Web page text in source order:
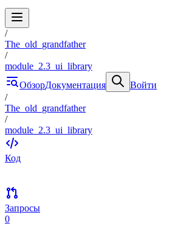
/
The_old_grandfather
/
module_2.3_ui_library
ОбзорДокументация
Войти
/
The_old_grandfather
/
module_2.3_ui_library
Код
Запросы
0